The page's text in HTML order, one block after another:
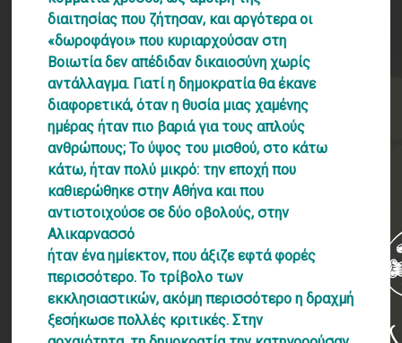
διαιτησίας που ζήτησαν, και αργότερα οι
«δωροφάγοι» που κυριαρχούσαν στη
Βοιωτία δεν απέδιδαν δικαιοσύνη χωρίς
αντάλλαγμα. Γιατί η δημοκρατία θα έκανε
διαφορετικά, όταν η θυσία μιας χαμένης
ημέρας ήταν πιο βαριά για τους απλούς
ανθρώπους; Το ύψος του μισθού, στο κάτω
κάτω, ήταν πολύ μικρό: την εποχή που
καθιερώθηκε στην Αθήνα και που
αντιστοιχούσε σε δύο οβολούς, στην
Αλικαρνασσό
ήταν ένα ημίεκτον, που άξιζε εφτά φορές
περισσότερο. Το τρίβολο των
εκκλησιαστικών, ακόμη περισσότερο η δραχμή
ξεσήκωσε πολλές κριτικές. Στην